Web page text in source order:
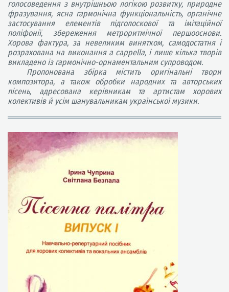
голосоведення з внутрішньою логікою розвитку, природне
фразування, ясна гармонічна функціональність, органічне
застосування елементів підголоскової та імітаційної
поліфонії, збереження метроритмічної першооснови.
Хорова фактура, за невеликим винятком, самодостатня і
розрахована на виконання а cappella, і лише кілька творів
викладено із гармонічно-орнаментальним супроводом.
Пропонована збірка містить оригінальні твори
композитора, а також обробки народних та авторських
пісень, адресована керівникам та артистам хорових
колективів й усім шанувальникам української музики.